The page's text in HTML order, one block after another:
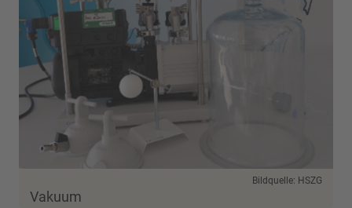
Bildquelle: HSZG
Vakuum